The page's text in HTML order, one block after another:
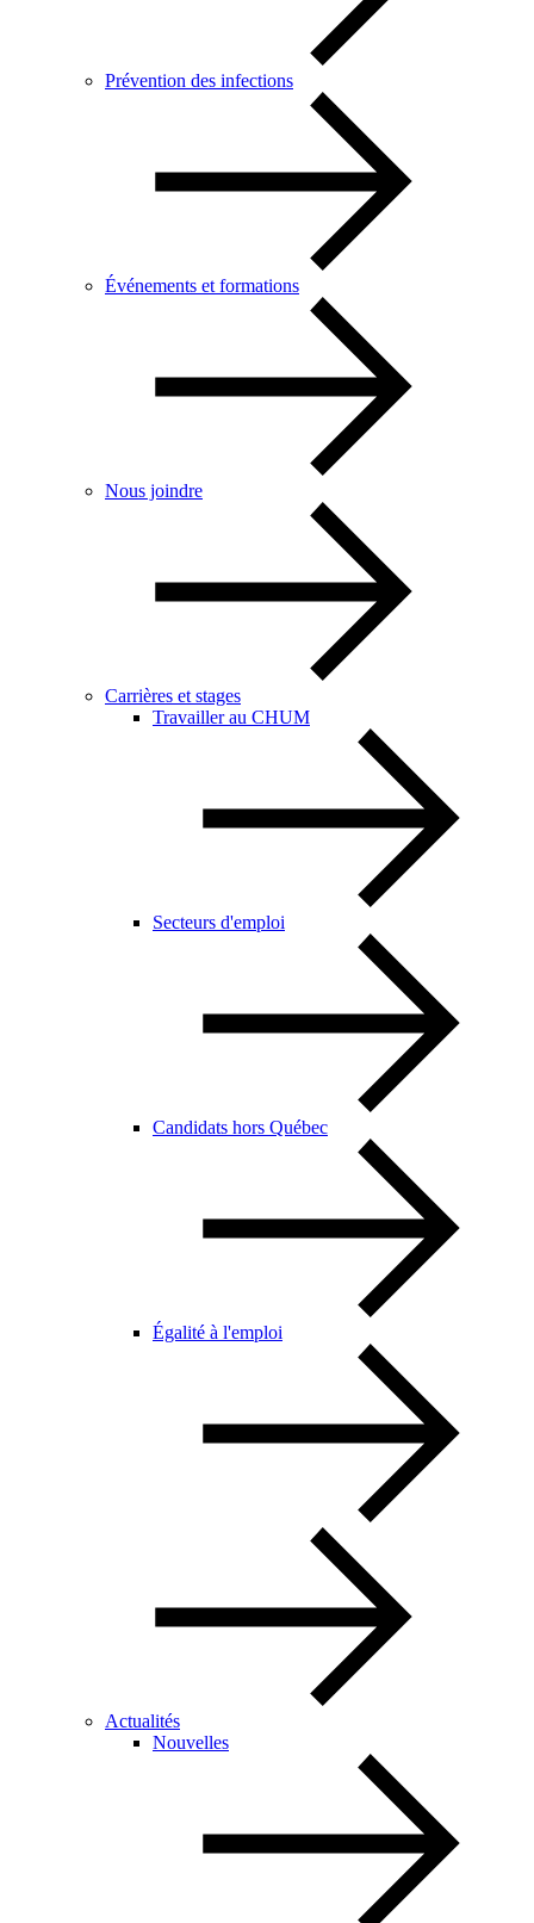
Prévention des infections
Événements et formations
Nous joindre
Carrières et stages
Travailler au CHUM
Secteurs d'emploi
Candidats hors Québec
Égalité à l'emploi
Actualités
Nouvelles